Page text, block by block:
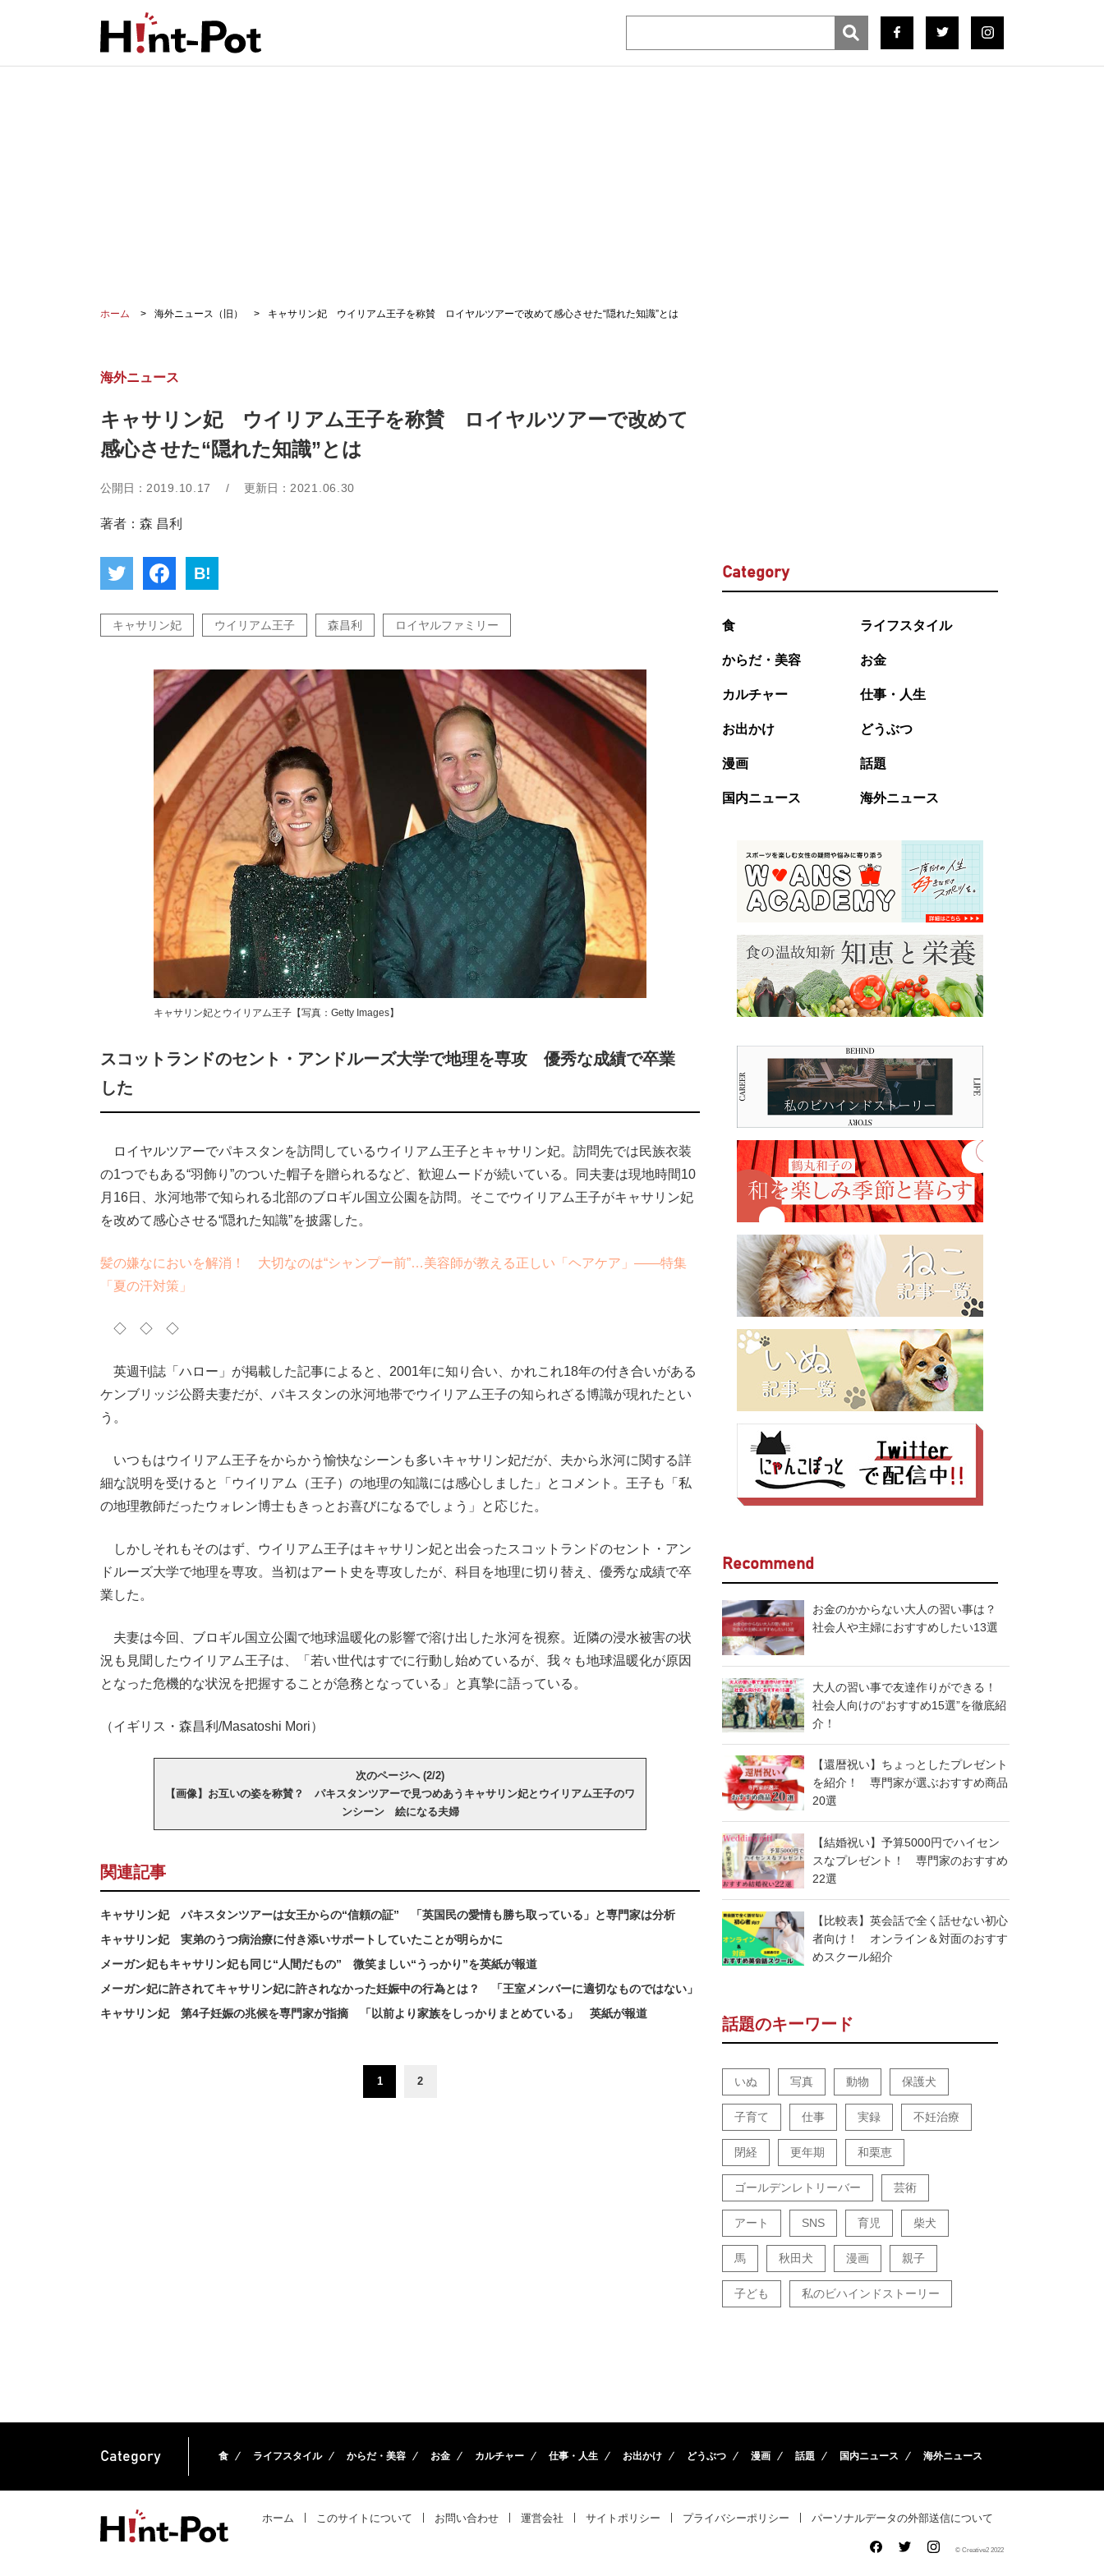
ホーム 海外ニュース（旧） キャサリン妃 ウイリアム王子を称賛 ロイヤルツアーで改めて感心させた“隠れた知識”とは
海外ニュース
キャサリン妃 ウイリアム王子を称賛 ロイヤルツアーで改めて
感心させた“隠れた知識”とは
公開日： 2019.10.17 / 更新日： 2021.06.30
著者：森 昌利
B!
キャサリン妃 ウイリアム王子 森昌利 ロイヤルファミリー
キャサリン妃とウイリアム王子【写真：Getty Images】
スコットランドのセント・アンドルーズ大学で地理を専攻 優秀な成績で卒業
した
ロイヤルツアーでパキスタンを訪問しているウイリアム王子とキャサリン妃。訪問先では民族衣装
の1つでもある“羽飾り”のついた帽子を贈られるなど、歓迎ムードが続いている。同夫妻は現地時間10
月16日、氷河地帯で知られる北部のブロギル国立公園を訪問。そこでウイリアム王子がキャサリン妃
を改めて感心させる“隠れた知識”を披露した。
髪の嫌なにおいを解消！ 大切なのは“シャンプー前”…美容師が教える正しい「ヘアケア」――特集
「夏の汗対策」
◇ ◇ ◇
英週刊誌「ハロー」が掲載した記事によると、2001年に知り合い、かれこれ18年の付き合いがある
ケンブリッジ公爵夫妻だが、パキスタンの氷河地帯でウイリアム王子の知られざる博識が現れたとい
う。
いつもはウイリアム王子をからかう愉快なシーンも多いキャサリン妃だが、夫から氷河に関する詳
細な説明を受けると「ウイリアム（王子）の地理の知識には感心しました」とコメント。王子も「私
の地理教師だったウォレン博士もきっとお喜びになるでしょう」と応じた。
しかしそれもそのはず、ウイリアム王子はキャサリン妃と出会ったスコットランドのセント・アン
ドルーズ大学で地理を専攻。当初はアート史を専攻したが、科目を地理に切り替え、優秀な成績で卒
業した。
夫妻は今回、ブロギル国立公園で地球温暖化の影響で溶け出した氷河を視察。近隣の浸水被害の状
況も見聞したウイリアム王子は、「若い世代はすでに行動し始めているが、我々も地球温暖化が原因
となった危機的な状況を把握することが急務となっている」と真摯に語っている。
（イギリス・森昌利/Masatoshi Mori）
次のページへ (2/2)
【画像】お互いの姿を称賛？ パキスタンツアーで見つめあうキャサリン妃とウイリアム王子のワ
ンシーン 絵になる夫婦
関連記事
キャサリン妃 パキスタンツアーは女王からの“信頼の証” 「英国民の愛情も勝ち取っている」と専門家は分析
キャサリン妃 実弟のうつ病治療に付き添いサポートしていたことが明らかに
メーガン妃もキャサリン妃も同じ“人間だもの” 微笑ましい“うっかり”を英紙が報道
メーガン妃に許されてキャサリン妃に許されなかった妊娠中の行為とは？ 「王室メンバーに適切なものではない」
キャサリン妃 第4子妊娠の兆候を専門家が指摘 「以前より家族をしっかりまとめている」 英紙が報道
1 2
Category
食 ライフスタイル
からだ・美容 お金
カルチャー 仕事・人生
お出かけ どうぶつ
漫画 話題
国内ニュース 海外ニュース
Recommend
お金のかからない大人の習い事は？
社会人や主婦におすすめしたい13選
大人の習い事で友達作りができる！
社会人向けの“おすすめ15選”を徹底紹
介！
【還暦祝い】ちょっとしたプレゼント
を紹介！ 専門家が選ぶおすすめ商品
20選
【結婚祝い】予算5000円でハイセン
スなプレゼント！ 専門家のおすすめ
22選
【比較表】英会話で全く話せない初心
者向け！ オンライン＆対面のおすす
めスクール紹介
話題のキーワード
いぬ 写真 動物 保護犬
子育て 仕事 実録 不妊治療
閉経 更年期 和栗恵
ゴールデンレトリーバー 芸術
アート SNS 育児 柴犬
馬 秋田犬 漫画 親子
子ども 私のビハインドストーリー
Category 食 ライフスタイル からだ・美容 お金 カルチャー 仕事・人生 お出かけ どうぶつ 漫画 話題 国内ニュース 海外ニュース
ホーム このサイトについて お問い合わせ 運営会社 サイトポリシー プライバシーポリシー パーソナルデータの外部送信について
© Creative2 2022